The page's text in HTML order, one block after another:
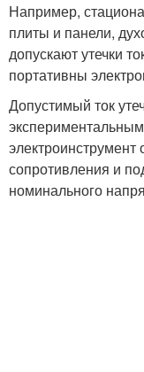
Например,
плиты и панели,
допускают утечки
портативны
Допустимый ток
электроинструмент
сопротивления и
номинального